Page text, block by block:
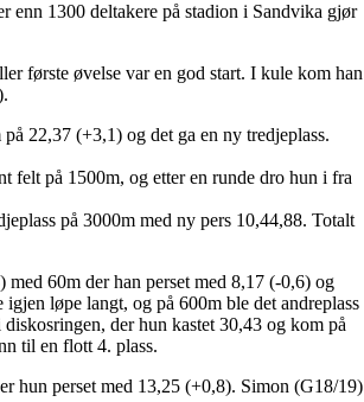
enn 1300 deltakere på stadion i Sandvika gjør
første øvelse var en god start. I kule kom han
22,37 (+3,1) og det ga en ny tredjeplass.
felt på 1500m, og etter en runde dro hun i fra
på 3000m med ny pers 10,44,88. Totalt
60m der han perset med 8,17 (-0,6) og
løpe langt, og på 600m ble det andreplass
der hun kastet 30,43 og kom på
til en flott 4. plass.
hun perset med 13,25 (+0,8). Simon (G18/19)